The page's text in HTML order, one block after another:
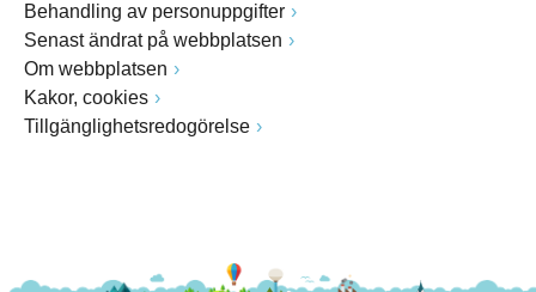
Behandling av personuppgifter
Senast ändrat på webbplatsen
Om webbplatsen
Kakor, cookies
Tillgänglighetsredogörelse